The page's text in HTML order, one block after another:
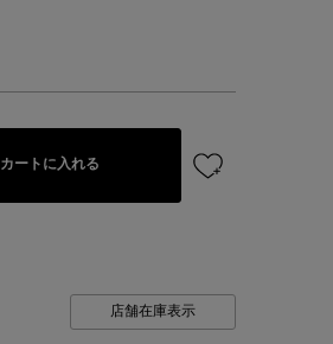
カートに入れる
店舗在庫表示